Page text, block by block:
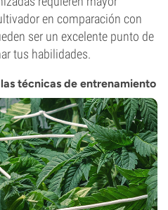
en comparación con
ser un excelente punto de
tus habilidades.
técnicas de entrenamiento